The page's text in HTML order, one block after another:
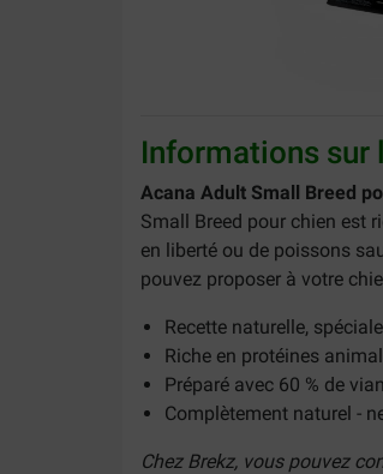
Informations sur
Acana Adult Small Breed
Small Breed pour chien est
en liberté ou de poissons
pouvez proposer à votre
Recette naturelle,
Riche en protéines
Préparé avec 60 % de
Complètement naturel -
Chez Brekz, vous pouvez